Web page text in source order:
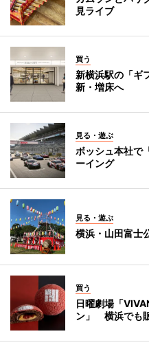
見ライブ
買う
新横浜駅の「ギ
新・増床へ
見る・遊ぶ
ボッシュ本社で
ーイング
見る・遊ぶ
横浜・山田富士
買う
日曜劇場「
ン」 横浜でも